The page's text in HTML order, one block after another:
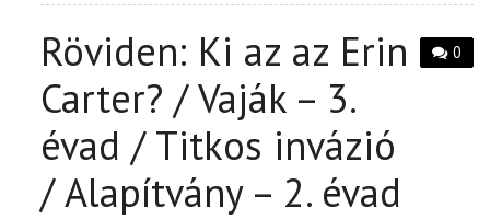
0
Röviden: Ki az az Erin
Carter? / Vaják – 3.
évad / Titkos invázió
/ Alapítvány – 2. évad